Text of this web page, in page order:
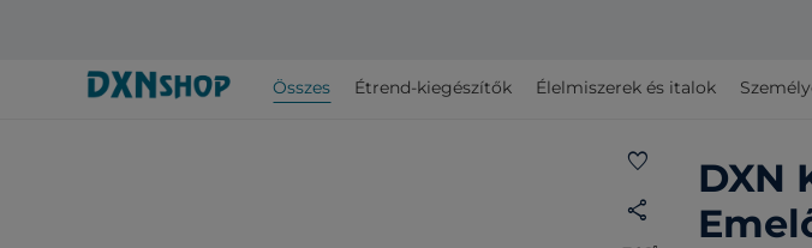
Összes Étrend-kiegészítők Élelmiszerek és italok
favorite
share
DXN